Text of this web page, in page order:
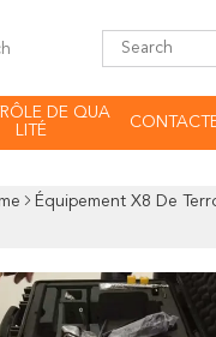
DE QUA
LITÉ
Équipement X8 De